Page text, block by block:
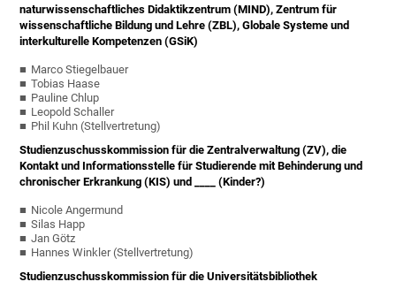
naturwissenschaftliches Didaktikzentrum (MIND), Zentrum für
wissenschaftliche Bildung und Lehre (ZBL), Globale Systeme und
interkulturelle Kompetenzen (GSiK)
Marco Stiegelbauer
Tobias Haase
Pauline Chlup
Leopold Schaller
Phil Kuhn (Stellvertretung)
Studienzuschusskommission für die Zentralverwaltung (ZV), die
Kontakt und Informationsstelle für Studierende mit Behinderung und
chronischer Erkrankung (KIS) und ____ (Kinder?)
Nicole Angermund
Silas Happ
Jan Götz
Hannes Winkler (Stellvertretung)
Studienzuschusskommission für die Universitätsbibliothek